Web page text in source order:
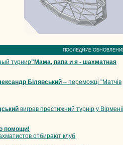
ПОСЛЕДНИЕ
турнир"Мама, папа и я - шахматная
Білявський – переможці "Матчів
виграв престижний турнір у Вірменії
помощи!
отбирают клуб